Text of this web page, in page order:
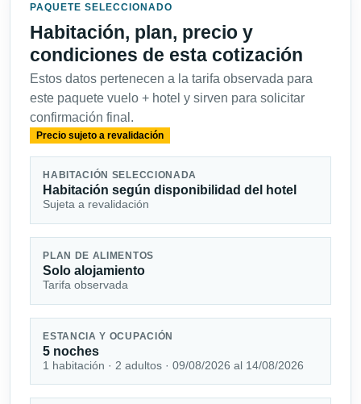
PAQUETE SELECCIONADO
Habitación, plan, precio y
condiciones de esta cotización
Estos datos pertenecen a la tarifa observada para
este paquete vuelo + hotel y sirven para solicitar
confirmación final.
Precio sujeto a revalidación
HABITACIÓN SELECCIONADA
Habitación según disponibilidad del hotel
Sujeta a revalidación
PLAN DE ALIMENTOS
Solo alojamiento
Tarifa observada
ESTANCIA Y OCUPACIÓN
5 noches
1 habitación · 2 adultos · 09/08/2026 al 14/08/2026